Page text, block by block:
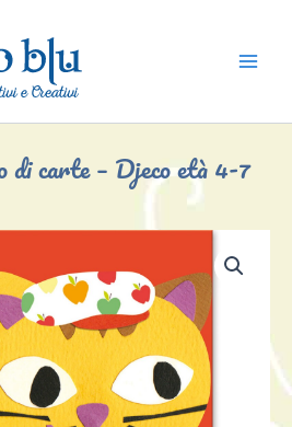
carte – Djeco età 4-7